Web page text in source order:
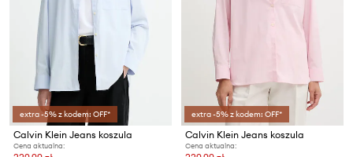
extra -5% z kodem: OFF*
Calvin Klein Jeans koszula
Cena aktualna:
extra -5% z kodem: OFF*
Calvin Klein Jeans koszula
Cena aktualna: